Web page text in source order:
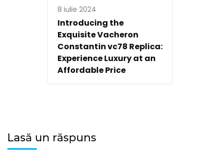
8 iulie 2024
Introducing the
Exquisite Vacheron
Constantin vc78 Replica:
Experience Luxury at an
Affordable Price
Lasă un răspuns